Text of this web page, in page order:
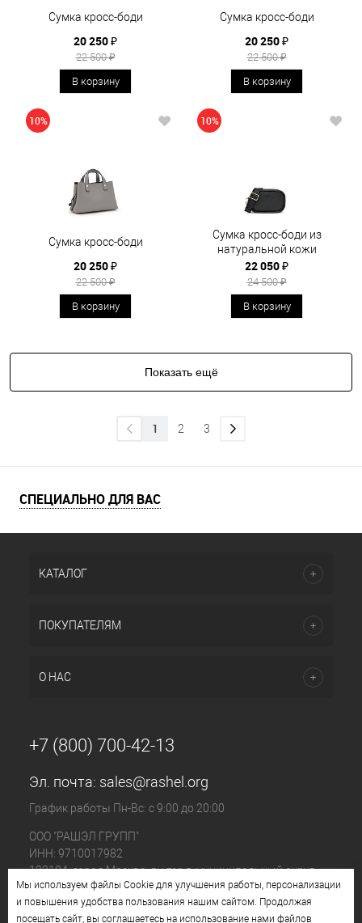
Сумка кросс-боди
20 250 ₽
22 500 ₽
В корзину
Сумка кросс-боди
20 250 ₽
22 500 ₽
В корзину
10%
Сумка кросс-боди
20 250 ₽
22 500 ₽
В корзину
10%
Сумка кросс-боди из
натуральной кожи
22 050 ₽
24 500 ₽
В корзину
Показать ещё
1 2 3
СПЕЦИАЛЬНО ДЛЯ ВАС
КАТАЛОГ
ПОКУПАТЕЛЯМ
О НАС
+7 (800) 700-42-13
Эл. почта: sales@rashel.org
График работы Пн-Вс: с 9:00 до 20:00
ООО "РАШЭЛ ГРУПП"
ИНН: 9710017982
123104, город Москва, вн.тер.г. муниципальный округ
Пресненский, ул. Большая Бронная, д. 23 стр. 1, этаж 4
помещ. I, ком. №11
Мы используем файлы Cookie для улучшения работы, персонализации
и повышения удобства пользования нашим сайтом. Продолжая
посещать сайт, вы соглашаетесь на использование нами файлов